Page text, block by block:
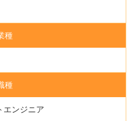
種
種
エンジニア